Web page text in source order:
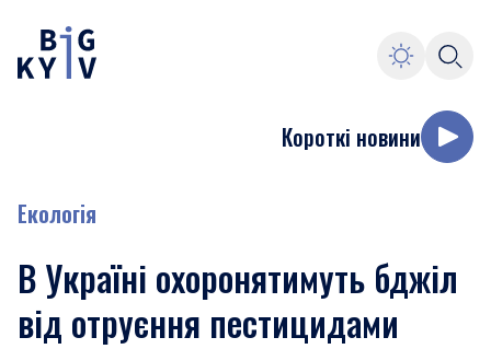
Короткі новини
Екологія
В Україні охоронятимуть бджіл
від отруєння пестицидами